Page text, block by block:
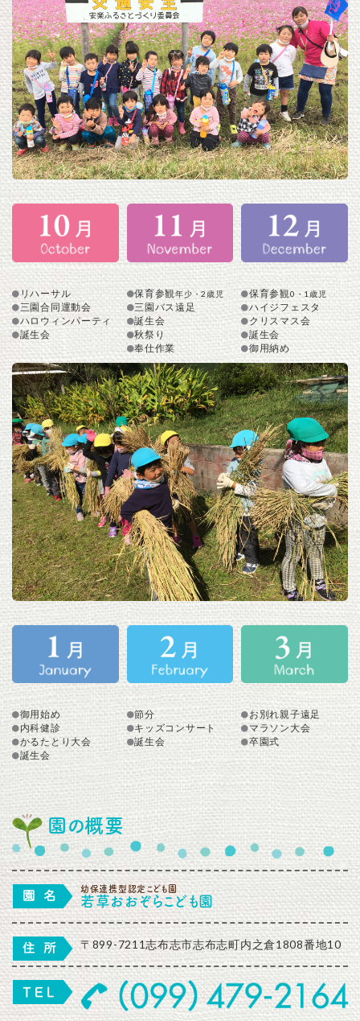
リハーサル
三園合同運動会
ハロウィンパーティ
誕生会
保育参観年少・2歳児
三園バス遠足
誕生会
秋祭り
奉仕作業
保育参観0・1歳児
ハイジフェスタ
クリスマス会
誕生会
御用納め
御用始め
内科健診
かるたとり大会
誕生会
節分
キッズコンサート
誕生会
お別れ親子遠足
マラソン大会
卒園式
園の概要
幼保連携型認定こども園
若草おおぞらこども園
〒899-7211志布志市志布志町内之倉1808番地10